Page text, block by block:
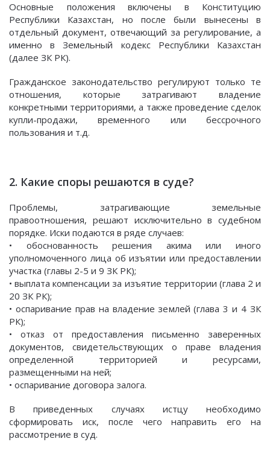
Основные положения включены в Конституцию
Республики Казахстан, но после были вынесены в
отдельный документ, отвечающий за регулирование, а
именно в Земельный кодекс Республики Казахстан
(далее ЗК РК).
Гражданское законодательство регулируют только те
отношения, которые затрагивают владение
конкретными территориями, а также проведение сделок
купли-продажи, временного или бессрочного
пользования и т.д.
2. Какие споры решаются в суде?
Проблемы, затрагивающие земельные
правоотношения, решают исключительно в судебном
порядке. Иски подаются в ряде случаев:
• обоснованность решения акима или иного
уполномоченного лица об изъятии или предоставлении
участка (главы 2-5 и 9 ЗК РК);
• выплата компенсации за изъятие территории (глава 2 и
20 ЗК РК);
• оспаривание прав на владение землей (глава 3 и 4 ЗК
РК);
• отказ от предоставления письменно заверенных
документов, свидетельствующих о праве владения
определенной территорией и ресурсами,
размещенными на ней;
• оспаривание договора залога.
В приведенных случаях истцу необходимо
сформировать иск, после чего направить его на
рассмотрение в суд.